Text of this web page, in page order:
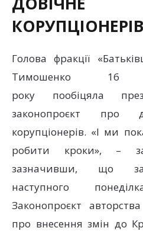
КОРУПЦІОНЕРІВ
Голова фракції
Тимошенко 16
року пообіцяла
законопроєкт про
корупціонерів. «І ми
робити кроки», –
зазначивши, що
наступного
Законопроєкт
про внесення змін до